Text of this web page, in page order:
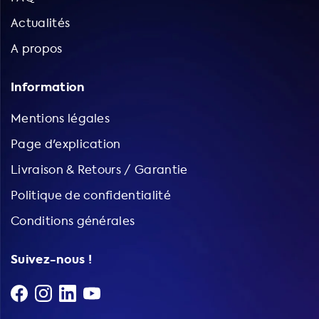
Actualités
A propos
Information
Mentions légales
Page d'explication
Livraison & Retours / Garantie
Politique de confidentialité
Conditions générales
Suivez-nous !